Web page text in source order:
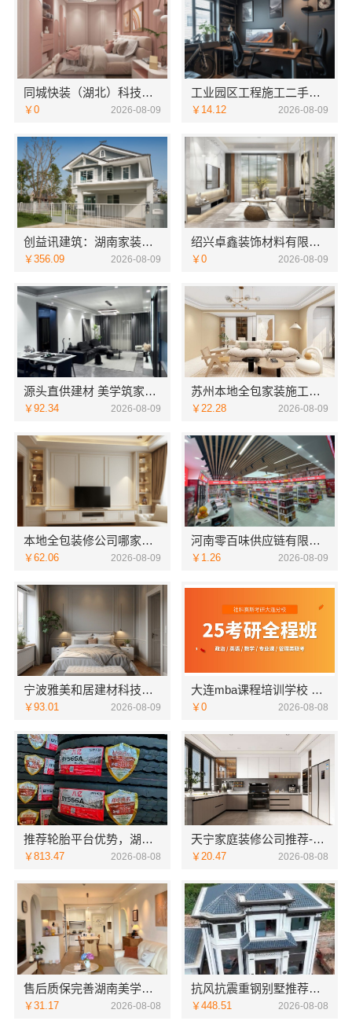
同城快装（湖北）科技有限公司本地婚房一站式装修一口价工期保障
￥0 2026-08-09
工业园区工程施工二手房全包，苏州兔哥哥智装新材料有限公司省心
￥14.12 2026-08-09
创益讯建筑：湖南家装价格表与售后保障
￥356.09 2026-08-09
绍兴卓鑫装饰材料有限公司上虞区全包省心选择
￥0 2026-08-09
源头直供建材 美学筑家建材公司哪家专业
￥92.34 2026-08-09
苏州本地全包家装施工报价新房咨询苏州百年豪庭新材料有限公司
￥22.28 2026-08-09
本地全包装修公司哪家好？云南至高新型建材有限公司可靠之选
￥62.06 2026-08-09
河南零百味供应链有限公司河南本地低成本量贩零食全域盈利
￥1.26 2026-08-09
宁波雅美和居建材科技有限公司海曙家装施工线下门店地址
￥93.01 2026-08-09
大连mba课程培训学校 社科赛斯MBA考研定制专业辅导规划
￥0 2026-08-08
推荐轮胎平台优势，湖北省腾冠畅实业贸易有限公司引领
￥813.47 2026-08-08
天宁家庭装修公司推荐-宜居佳专业团队
￥20.47 2026-08-08
售后质保完善湖南美学筑家公司软装配套湖南美学筑家
￥31.17 2026-08-08
抗风抗震重钢别墅推荐，云南晟构建筑建材有限公司懂云南气候
￥448.51 2026-08-08